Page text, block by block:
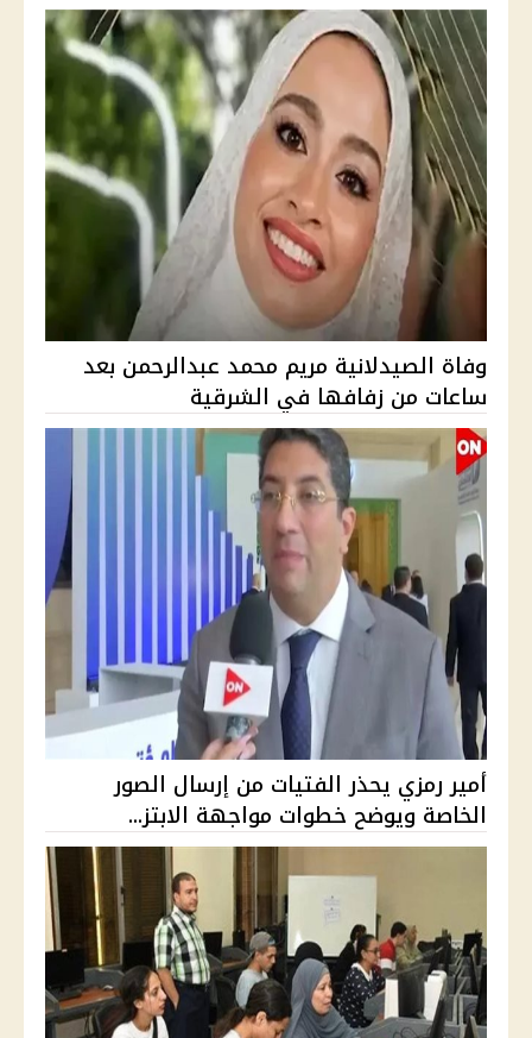
وفاة الصيدلانية مريم محمد عبدالرحمن بعد
ساعات من زفافها في الشرقية
أمير رمزي يحذر الفتيات من إرسال الصور
الخاصة ويوضح خطوات مواجهة الابتز...